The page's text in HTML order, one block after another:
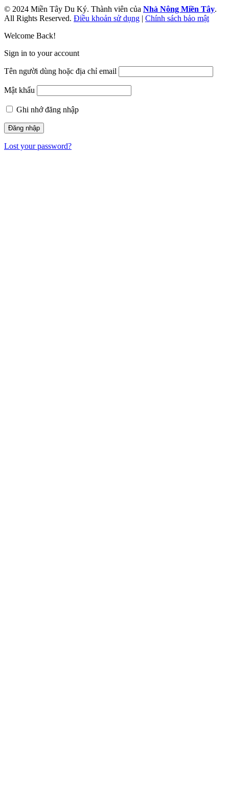
© 2024 Miền Tây Du Ký. Thành viên của Nhà Nông Miền Tây.
All Rights Reserved. Điều khoản sử dụng | Chính sách bảo mật
Welcome Back!
Sign in to your account
Tên người dùng hoặc địa chỉ email
Mật khẩu
Ghi nhớ đăng nhập
Lost your password?